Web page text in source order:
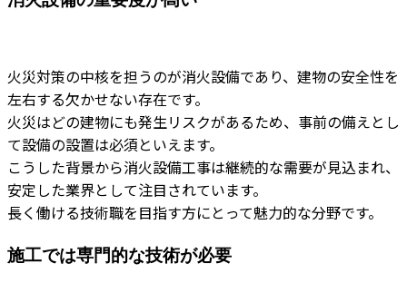
火災対策の中核を担うのが消火設備であり、建物の安全性を
左右する欠かせない存在です。
火災はどの建物にも発生リスクがあるため、事前の備えとし
て設備の設置は必須といえます。
こうした背景から消火設備工事は継続的な需要が見込まれ、
安定した業界として注目されています。
長く働ける技術職を目指す方にとって魅力的な分野です。
施工では専門的な技術が必要